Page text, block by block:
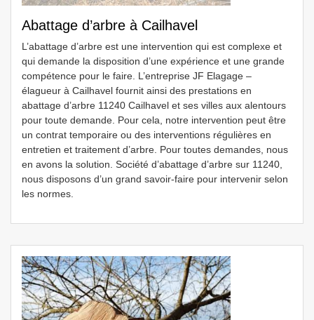
Abattage d’arbre à Cailhavel
L’abattage d’arbre est une intervention qui est complexe et
qui demande la disposition d’une expérience et une grande
compétence pour le faire. L’entreprise JF Elagage –
élagueur à Cailhavel fournit ainsi des prestations en
abattage d’arbre 11240 Cailhavel et ses villes aux alentours
pour toute demande. Pour cela, notre intervention peut être
un contrat temporaire ou des interventions régulières en
entretien et traitement d’arbre. Pour toutes demandes, nous
en avons la solution. Société d’abattage d’arbre sur 11240,
nous disposons d’un grand savoir-faire pour intervenir selon
les normes.